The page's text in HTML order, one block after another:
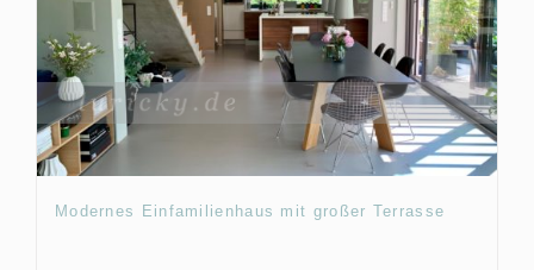
Modernes Einfamilienhaus mit großer Terrasse